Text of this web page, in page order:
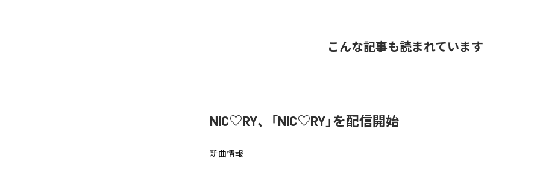
こんな記事も読まれています
NIC♡RY、「NIC♡RY」を配信開始
新曲情報